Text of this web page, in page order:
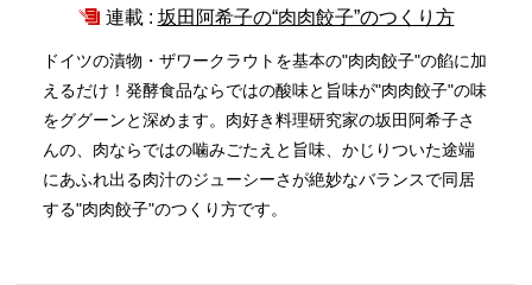
連載 : 坂田阿希子の“肉肉餃子”のつくり方
ドイツの漬物・ザワークラウトを基本の"肉肉餃子"の餡に加
えるだけ！発酵食品ならではの酸味と旨味が"肉肉餃子"の味
をググーンと深めます。肉好き料理研究家の坂田阿希子さ
んの、肉ならではの噛みごたえと旨味、かじりついた途端
にあふれ出る肉汁のジューシーさが絶妙なバランスで同居
する"肉肉餃子"のつくり方です。